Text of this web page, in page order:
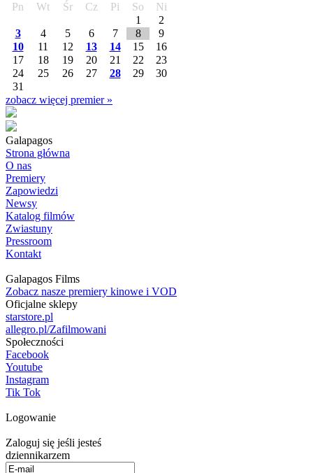
Pn
Wt Śr Cz Pi So
Ni
1
2
3
4 5 6 7 8
9
10
11 12 13 14 15
16
17
18 19 20 21 22
23
24
25 26 27 28 29
30
31
zobacz więcej premier »
Galapagos
Strona główna
O nas
Premiery
Zapowiedzi
Newsy
Katalog filmów
Zwiastuny
Pressroom
Kontakt
Galapagos Films
Zobacz nasze premiery kinowe i VOD
Oficjalne sklepy
starstore.pl
allegro.pl/Zafilmowani
Społeczności
Facebook
Youtube
Instagram
Tik Tok
Logowanie
Zaloguj się jeśli jesteś
dziennikarzem